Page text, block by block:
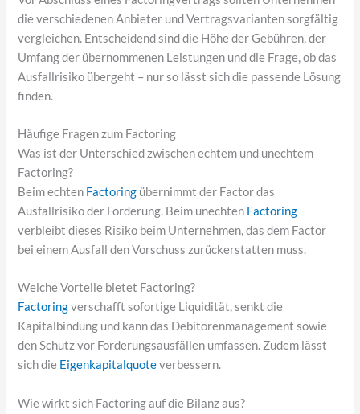
die verschiedenen Anbieter und Vertragsvarianten sorgfältig
vergleichen. Entscheidend sind die Höhe der Gebühren, der
Umfang der übernommenen Leistungen und die Frage, ob das
Ausfallrisiko übergeht – nur so lässt sich die passende Lösung
finden.
Häufige Fragen zum Factoring
Was ist der Unterschied zwischen echtem und unechtem
Factoring?
Beim echten Factoring übernimmt der Factor das
Ausfallrisiko der Forderung. Beim unechten Factoring
verbleibt dieses Risiko beim Unternehmen, das dem Factor
bei einem Ausfall den Vorschuss zurückerstatten muss.
Welche Vorteile bietet Factoring?
Factoringverschafft sofortige Liquidität, senkt die
Kapitalbindung und kann das Debitorenmanagement sowie
den Schutz vor Forderungsausfällen umfassen. Zudem lässt
sich die Eigenkapitalquoteverbessern.
Wie wirkt sich Factoring auf die Bilanz aus?